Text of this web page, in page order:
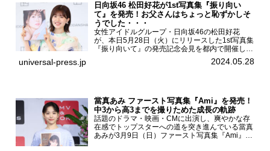
日向坂46 松田好花が1st写真集『振り向い
て』を発売！お父さんはちょっと恥ずかしそ
うでした・・・
女性アイドルグループ・日向坂46の松田好花
が、本日5月28日（火）にリリースした1st写真集
『振り向いて』の発売記念会見を都内で開催し
た。日向坂46 松田好花1st写真集『振り向いて』
発売記念会見写真集では日向坂46の松田好花を
universal-press.jp 2024.05.28
當真あみ ファースト写真集『Ami』を発売！
中3から高3までを撮りためた成長の軌跡
話題のドラマ・映画・CMに出演し、爽やかな存
在感でトップスターへの道を突き進んでいる當真
あみが3月9日（日）ファースト写真集『Ami』